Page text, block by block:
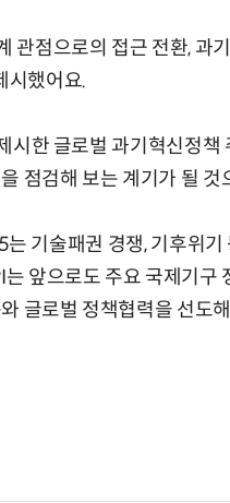
관점으로의 접근 전환, 과
시했어요.
시한 글로벌 과기혁신정책
점검해 보는 계기가 될 것
기술패권 경쟁, 기후위
앞으로도 주요 국제기구
글로벌 정책협력을 선도